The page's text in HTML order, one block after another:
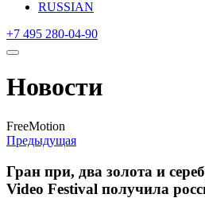
RUSSIAN
+7 495 280-04-90
Новости
FreeMotion
Предыдущая
Гран при, два золота и
Video Festival получила